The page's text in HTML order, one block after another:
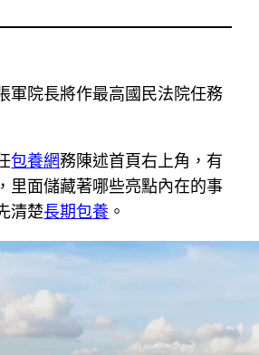
軍院長將作最高國民法院任務
包養網務陳述首頁右上角，有
里面儲藏著哪些亮點內在的事
清楚長期包養 。